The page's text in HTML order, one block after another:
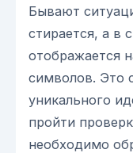
Бывают
стирается, а в
отображается
символов. Это
уникального
пройти
необходимо